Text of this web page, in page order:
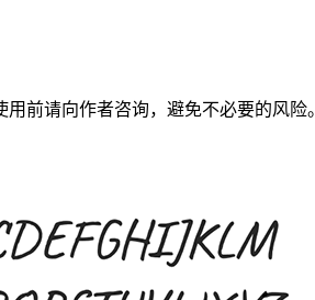
前请向作者咨询，避免不必要的风险。